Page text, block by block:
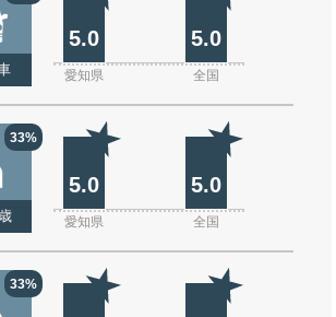
5.0 5.0
愛知県 全国
33%
5.0 5.0
愛知県 全国
33%